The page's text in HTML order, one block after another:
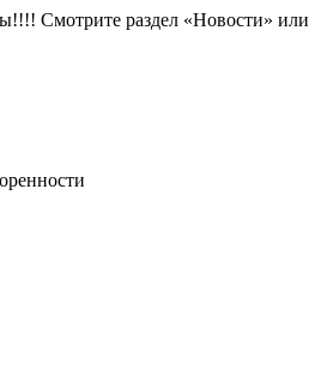
Смотрите раздел «Новости» или